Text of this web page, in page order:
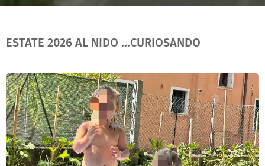
ESTATE 2026 AL NIDO ...CURIOSANDO